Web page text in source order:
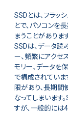
SSDとは、フラッ
とで、パソコンを
まうことがあります
SSDは、データ読
ー、頻繁にアクセ
モリー、データを
で構成されていま
限があり、長期間
なってしまいます
すが、一般的には